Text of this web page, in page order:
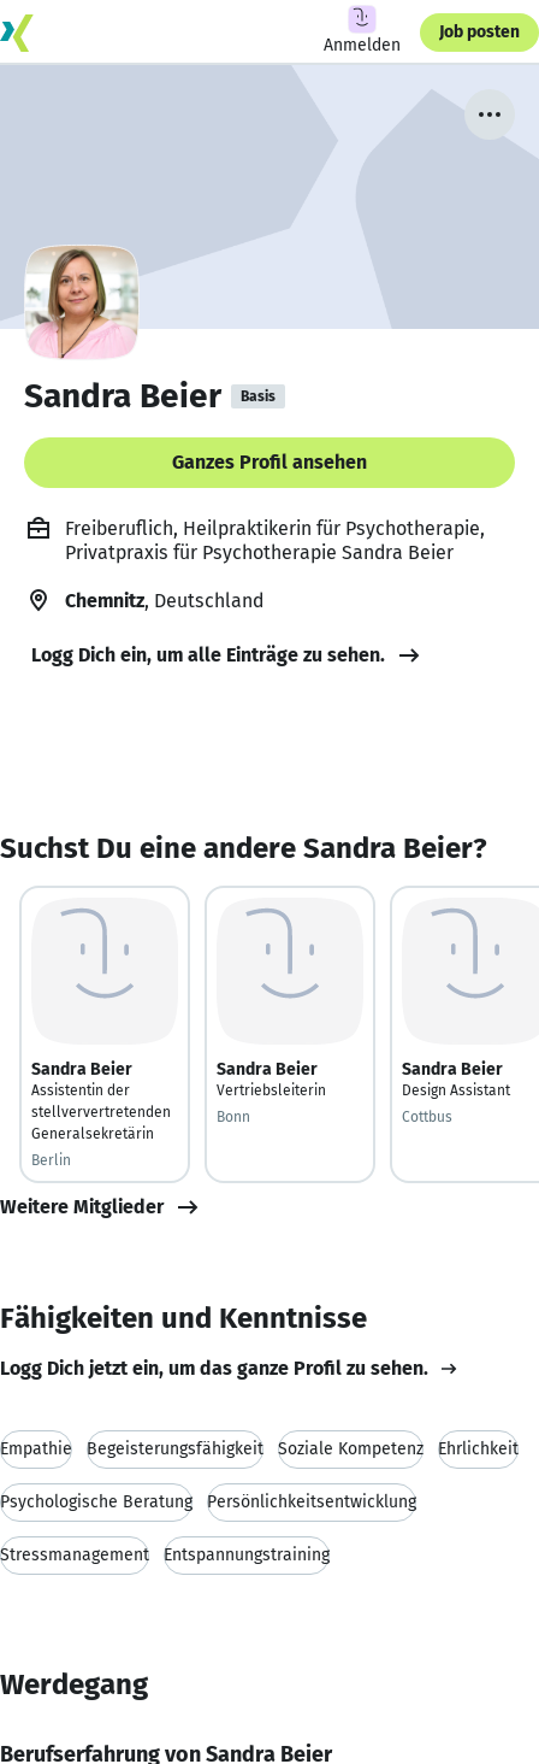
Anmelden
Job posten
Sandra Beier Basis
Ganzes Profil ansehen
Freiberuflich, Heilpraktikerin für Psychotherapie,
Privatpraxis für Psychotherapie Sandra Beier
Chemnitz, Deutschland
Logg Dich ein, um alle Einträge zu sehen.
Suchst Du eine andere Sandra Beier?
Sandra Beier
Assistentin der
stellververtretenden
Generalsekretärin
Berlin
Sandra Beier
Vertriebsleiterin
Bonn
Sandra Beier
Design Assistant
Cottbus
Weitere Mitglieder
Fähigkeiten und Kenntnisse
Logg Dich jetzt ein, um das ganze Profil zu sehen.
Empathie Begeisterungsfähigkeit Soziale Kompetenz Ehrlichkeit
Psychologische Beratung Persönlichkeitsentwicklung
Stressmanagement Entspannungstraining
Werdegang
Berufserfahrung von Sandra Beier